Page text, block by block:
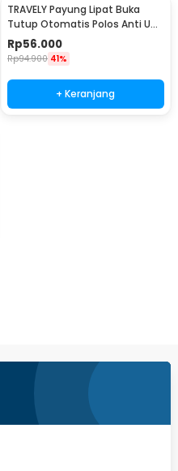
TRAVELY Payung Lipat Buka
Tutup Otomatis Polos Anti UV
12 Bone 105cm - TRA002
Rp56.000
Rp94.900 41%
+ Keranjang